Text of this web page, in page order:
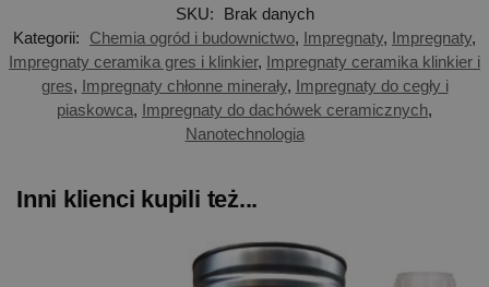
SKU:
Brak danych
Kategorii:
Chemia ogród i budownictwo, Impregnaty, Impregnaty,
Impregnaty ceramika gres i klinkier, Impregnaty ceramika klinkier i
gres, Impregnaty chłonne minerały, Impregnaty do cegły i
piaskowca, Impregnaty do dachówek ceramicznych,
Nanotechnologia
Inni klienci kupili też...